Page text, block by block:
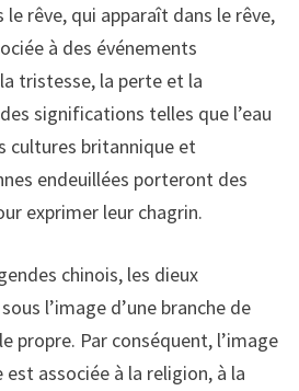
le rêve, qui apparaît dans le rêve,
à des événements
tristesse, la perte et la
significations telles que l’eau
cultures britannique et
endeuillées porteront des
exprimer leur chagrin.
chinois, les dieux
l’image d’une branche de
propre. Par conséquent, l’image
est associée à la religion, à la